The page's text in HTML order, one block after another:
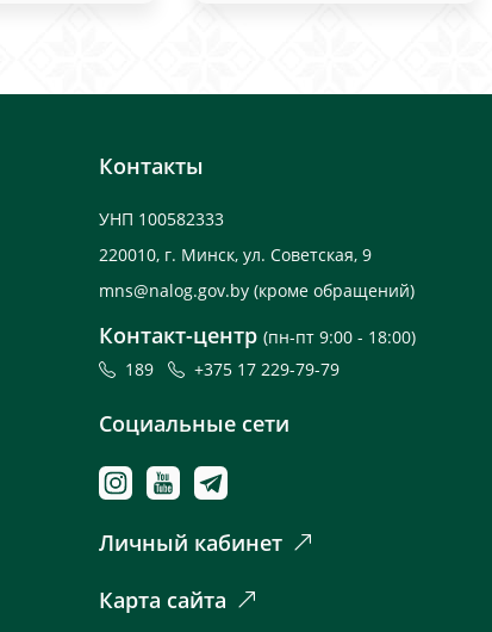
Контакты
УНП 100582333
220010, г. Минск, ул. Советская, 9
mns@nalog.gov.by (кроме обращений)
Контакт-центр (пн-пт 9:00 - 18:00)
189
+375 17 229-79-79
Социальные сети
Личный кабинет
Карта сайта